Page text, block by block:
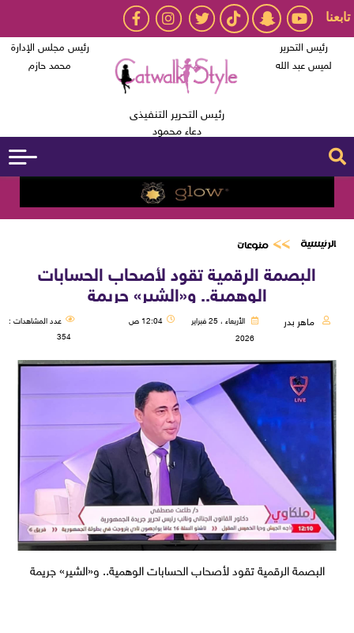
تابعنا
رئيس التحرير
لميس عبد الله
رئيس التحرير التنفيذى
دعاء محمود
رئيس مجلس الإدارة
محمد حازم
الرئيسية منوعات
البصمة الرقمية تقود لأصحاب الحسابات
الوهمية.. و«الشير» جريمة
ماهر بدر
الأربعاء ، 25 فبراير
2026
12:04 ص
عدد المشاهدات :
354
البصمة الرقمية تقود لأصحاب الحسابات الوهمية.. و«الشير» جريمة